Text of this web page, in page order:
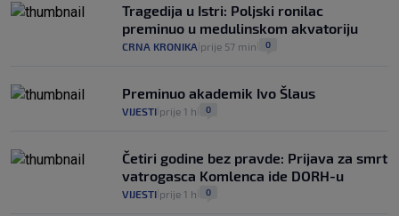
Tragedija u Istri: Poljski ronilac
preminuo u medulinskom akvatoriju
CRNA KRONIKA prije 57 min 0
Preminuo akademik Ivo Šlaus
VIJESTI prije 1 h 0
Četiri godine bez pravde: Prijava za smrt
vatrogasca Komlenca ide DORH-u
VIJESTI prije 1 h 0